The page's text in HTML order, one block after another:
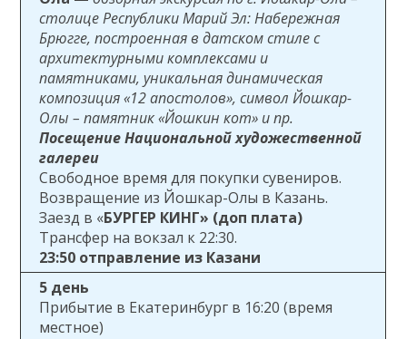
столице Республики Марий Эл: Набережная
Брюгге, построенная в датском стиле с
архитектурными комплексами и
памятниками, уникальная динамическая
композиция «12 апостолов», символ Йошкар-
Олы – памятник «Йошкин кот» и пр.
Посещение Национальной художественной
галереи
Свободное время для покупки сувениров.
Возвращение из Йошкар-Олы в Казань.
Заезд в «БУРГЕР КИНГ» (доп плата)
Трансфер на вокзал к 22:30.
23:50 отправление из Казани
5 день
Прибытие в Екатеринбург в 16:20 (время
местное)